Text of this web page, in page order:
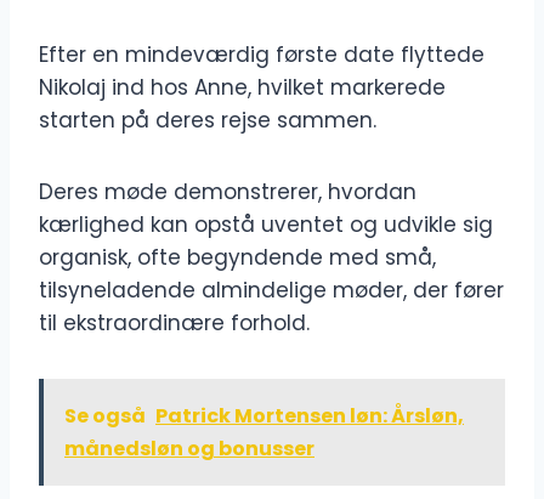
Efter en mindeværdig første date flyttede
Nikolaj ind hos Anne, hvilket markerede
starten på deres rejse sammen.
Deres møde demonstrerer, hvordan
kærlighed kan opstå uventet og udvikle sig
organisk, ofte begyndende med små,
tilsyneladende almindelige møder, der fører
til ekstraordinære forhold.
Se også Patrick Mortensen løn: Årsløn,
månedsløn og bonusser